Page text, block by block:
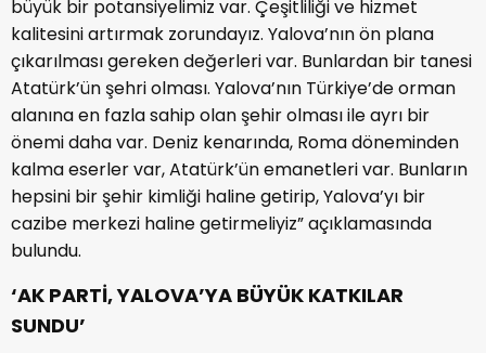
büyük bir potansiyelimiz var. Çeşitliliği ve hizmet
kalitesini artırmak zorundayız. Yalova’nın ön plana
çıkarılması gereken değerleri var. Bunlardan bir tanesi
Atatürk’ün şehri olması. Yalova’nın Türkiye’de orman
alanına en fazla sahip olan şehir olması ile ayrı bir
önemi daha var. Deniz kenarında, Roma döneminden
kalma eserler var, Atatürk’ün emanetleri var. Bunların
hepsini bir şehir kimliği haline getirip, Yalova’yı bir
cazibe merkezi haline getirmeliyiz” açıklamasında
bulundu.
‘AK PARTİ, YALOVA’YA BÜYÜK KATKILAR
SUNDU’